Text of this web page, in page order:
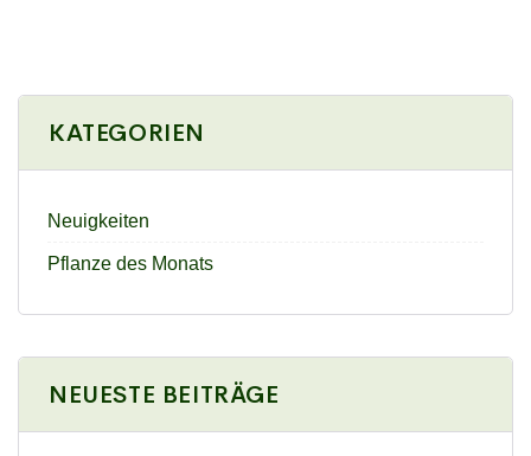
KATEGORIEN
Neuigkeiten
Pflanze des Monats
NEUESTE BEITRÄGE